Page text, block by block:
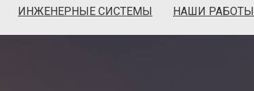
ИНЖЕНЕРНЫЕ СИСТЕМЫ НАШИ РАБОТЫ